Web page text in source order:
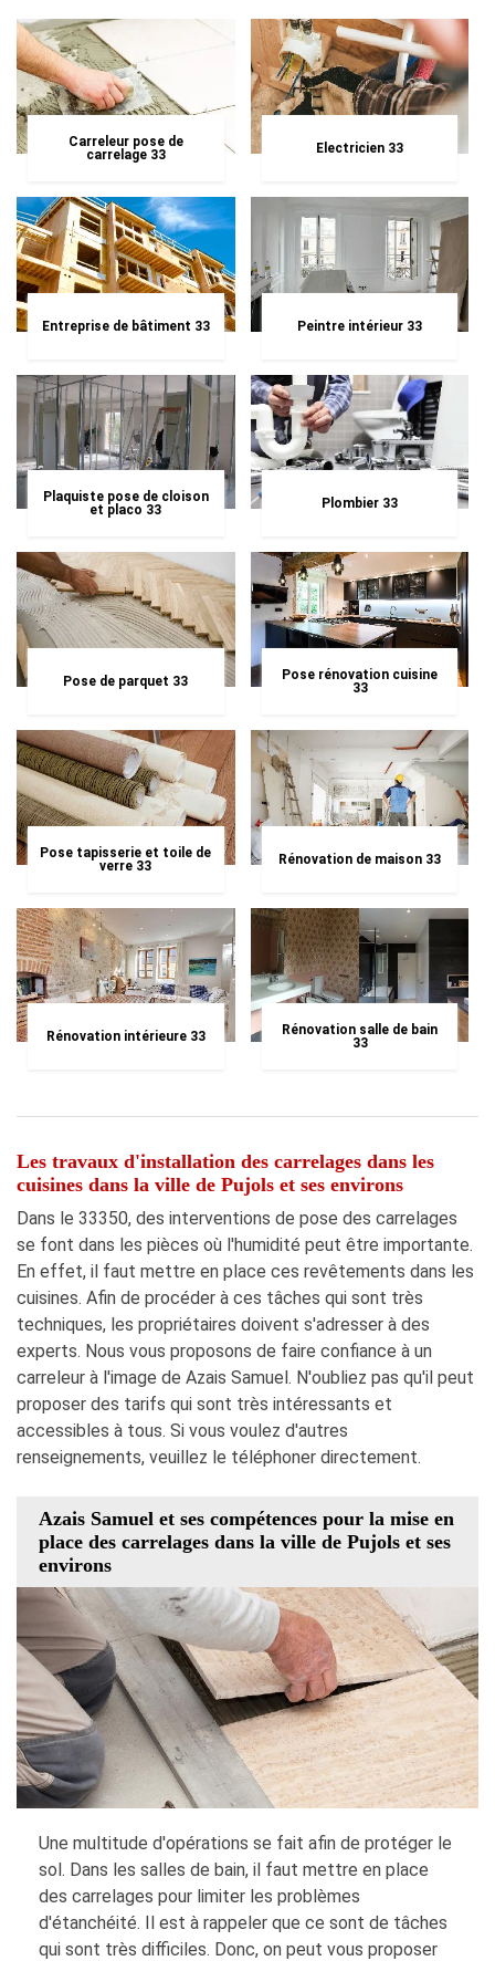
Carreleur pose de
carrelage 33
Electricien 33
Entreprise de bâtiment 33 Peintre intérieur 33
Plaquiste pose de cloison
et placo 33
Plombier 33
Pose de parquet 33
Pose rénovation cuisine
33
Pose tapisserie et toile de
verre 33
Rénovation de maison 33
Rénovation intérieure 33
Rénovation salle de bain
33
Les travaux d'installation des carrelages dans les
cuisines dans la ville de Pujols et ses environs
Dans le 33350, des interventions de pose des carrelages
se font dans les pièces où l'humidité peut être importante.
En effet, il faut mettre en place ces revêtements dans les
cuisines. Afin de procéder à ces tâches qui sont très
techniques, les propriétaires doivent s'adresser à des
experts. Nous vous proposons de faire confiance à un
carreleur à l'image de Azais Samuel. N'oubliez pas qu'il peut
proposer des tarifs qui sont très intéressants et
accessibles à tous. Si vous voulez d'autres
renseignements, veuillez le téléphoner directement.
Azais Samuel et ses compétences pour la mise en
place des carrelages dans la ville de Pujols et ses
environs
Une multitude d'opérations se fait afin de protéger le
sol. Dans les salles de bain, il faut mettre en place
des carrelages pour limiter les problèmes
d'étanchéité. Il est à rappeler que ce sont de tâches
qui sont très difficiles. Donc, on peut vous proposer